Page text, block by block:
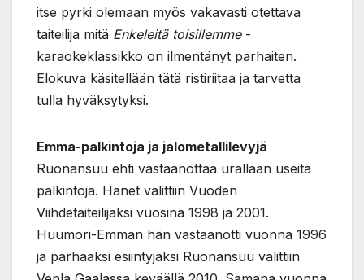
itse pyrki olemaan myös vakavasti otettava
taiteilija mitä Enkeleitä toisillemme-
karaokeklassikko on ilmentänyt parhaiten.
Elokuva käsitellään tätä ristiriitaa ja tarvetta
tulla hyväksytyksi.
Emma-palkintoja ja jalometallilevyjä
Ruonansuu ehti vastaanottaa urallaan useita
palkintoja. Hänet valittiin Vuoden
Viihdetaiteilijaksi vuosina 1998 ja 2001.
Huumori-Emman hän vastaanotti vuonna 1996
ja parhaaksi esiintyjäksi Ruonansuu valittiin